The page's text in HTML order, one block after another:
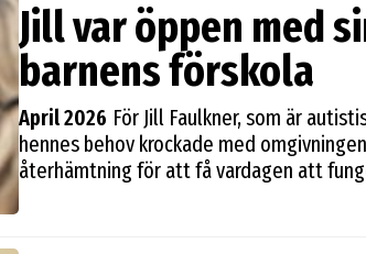
Jill var öppen med
barnens förskola
April 2026 För Jill Faulkner, som är
hennes behov krockade med
återhämtning för att få vardagen att